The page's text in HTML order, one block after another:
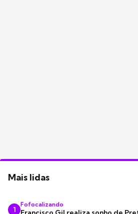
Mais lidas
1
Fofocalizando